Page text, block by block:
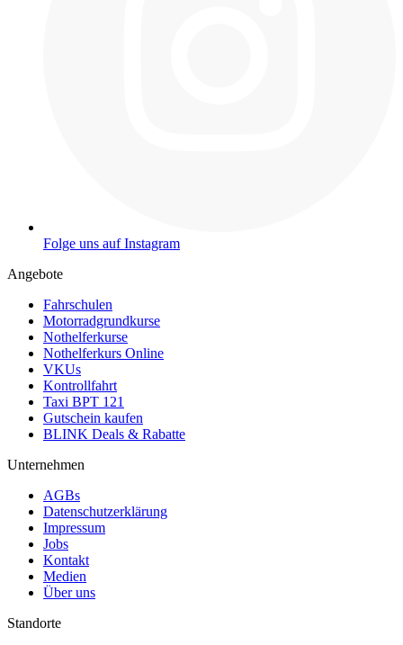
Folge uns auf Instagram
Angebote
Fahrschulen
Motorradgrundkurse
Nothelferkurse
Nothelferkurs Online
VKUs
Kontrollfahrt
Taxi BPT 121
Gutschein kaufen
BLINK Deals & Rabatte
Unternehmen
AGBs
Datenschutzerklärung
Impressum
Jobs
Kontakt
Medien
Über uns
Standorte